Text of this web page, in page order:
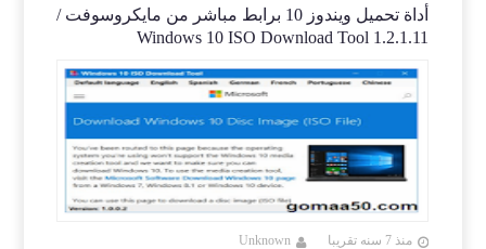
أداة تحميل ويندوز 10 برابط مباشر من مايكروسوفت /
Windows 10 ISO Download Tool 1.2.1.11
منذ 7 سنه تقريبا Unknown